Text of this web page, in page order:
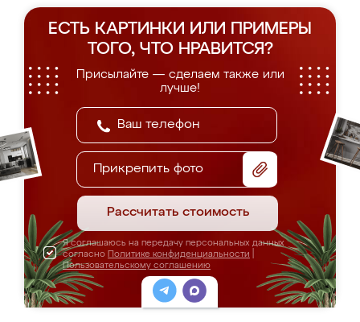
ЕСТЬ КАРТИНКИ ИЛИ ПРИМЕРЫ
ТОГО, ЧТО НРАВИТСЯ?
Присылайте — сделаем также или
лучше!
Прикрепить фото
Рассчитать стоимость
Я соглашаюсь на передачу персональных данных
согласно Политике конфиденциальности
Пользовательскому соглашению